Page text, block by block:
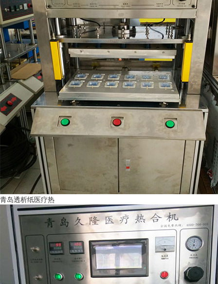
青岛透析纸医疗热